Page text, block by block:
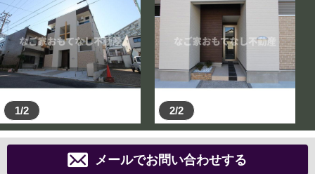
1/2 2/2
メールでお問い合わせする